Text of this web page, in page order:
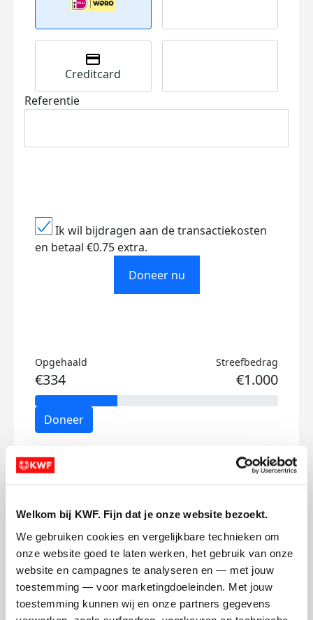
Welkom bij KWF. Fijn dat je onze website bezoekt.
We gebruiken cookies en vergelijkbare technieken om
onze website goed te laten werken, het gebruik van onze
website en campagnes te analyseren en — met jouw
toestemming — voor marketingdoeleinden. Met jouw
toestemming kunnen wij en onze partners gegevens
Creditcard
Referentie
Ik wil bijdragen aan de transactiekosten
en betaal €0.75 extra.
Doneer nu
Opgehaald
€334
Streefbedrag
€1.000
Doneer